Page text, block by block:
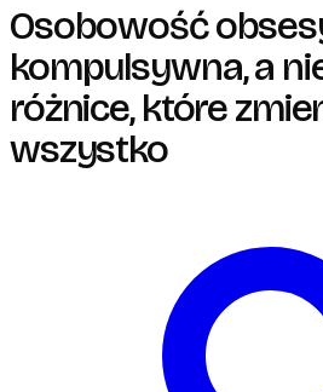
Osobowość
kompulsywna, a
różnice, które
wszystko